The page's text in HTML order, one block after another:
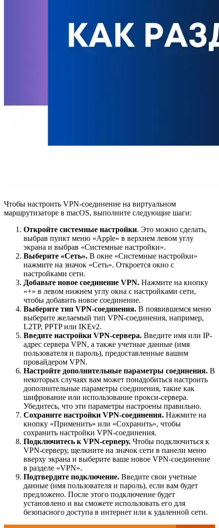
Чтобы настроить VPN-соединение на виртуальном
маршрутизаторе в macOS, выполните следующие шаги:
Откройте системные настройки. Это можно сделать,
выбрав пункт меню «Apple» в верхнем левом углу
экрана и выбрав «Системные настройки».
Выберите «Сеть». В окне «Системные настройки»
нажмите на значок «Сеть». Откроется окно с
настройками сети.
Добавьте новое соединение VPN. Нажмите на кнопку
«+» в левом нижнем углу окна с настройками сети,
чтобы добавить новое соединение.
Выберите тип VPN-соединения. В появившемся меню
выберите желаемый тип VPN-соединения, например,
L2TP, PPTP или IKEv2.
Введите настройки VPN-сервера. Введите имя или IP-
адрес сервера VPN, а также учетные данные (имя
пользователя и пароль), предоставленные вашим
провайдером VPN.
Настройте дополнительные параметры соединения. В
некоторых случаях вам может понадобиться настроить
дополнительные параметры соединения, такие как
шифрование или использование прокси-сервера.
Убедитесь, что эти параметры настроены правильно.
Сохраните настройки VPN-соединения. Нажмите на
кнопку «Применить» или «Сохранить», чтобы
сохранить настройки VPN-соединения.
Подключитесь к VPN-серверу. Чтобы подключиться к
VPN-серверу, щелкните на значок сети в панели меню
вверху экрана и выберите ваше новое VPN-соединение
в разделе «VPN».
Подтвердите подключение. Введите свои учетные
данные (имя пользователя и пароль), если вам будет
предложено. После этого подключение будет
установлено и вы сможете использовать его для
безопасного доступа в интернет или к удаленной сети.